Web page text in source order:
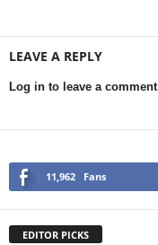
LEAVE A REPLY
Log in to leave a comment
11,962 Fans
EDITOR PICKS